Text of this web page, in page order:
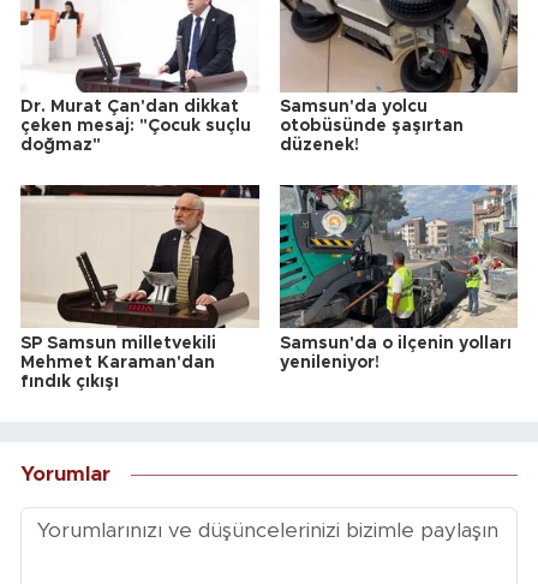
Dr. Murat Çan'dan dikkat
çeken mesaj: "Çocuk suçlu
doğmaz"
Samsun'da yolcu
otobüsünde şaşırtan
düzenek!
SP Samsun milletvekili
Mehmet Karaman'dan
fındık çıkışı
Samsun'da o ilçenin yolları
yenileniyor!
Yorumlar